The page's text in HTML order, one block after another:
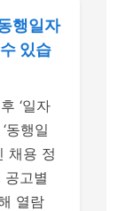
행일자
있습
‘일자
동행일
채용 정
공고별
열람